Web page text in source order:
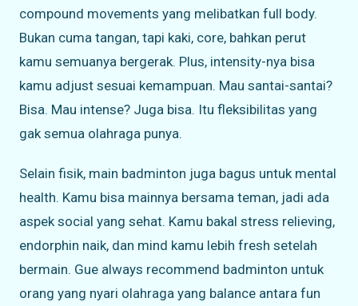
compound movements yang melibatkan full body.
Bukan cuma tangan, tapi kaki, core, bahkan perut
kamu semuanya bergerak. Plus, intensity-nya bisa
kamu adjust sesuai kemampuan. Mau santai-santai?
Bisa. Mau intense? Juga bisa. Itu fleksibilitas yang
gak semua olahraga punya.
Selain fisik, main badminton juga bagus untuk mental
health. Kamu bisa mainnya bersama teman, jadi ada
aspek social yang sehat. Kamu bakal stress relieving,
endorphin naik, dan mind kamu lebih fresh setelah
bermain. Gue always recommend badminton untuk
orang yang nyari olahraga yang balance antara fun